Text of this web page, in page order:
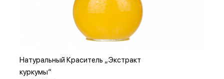
Натуральный Краситель „Экстракт
куркумы“
Добавить в корзину